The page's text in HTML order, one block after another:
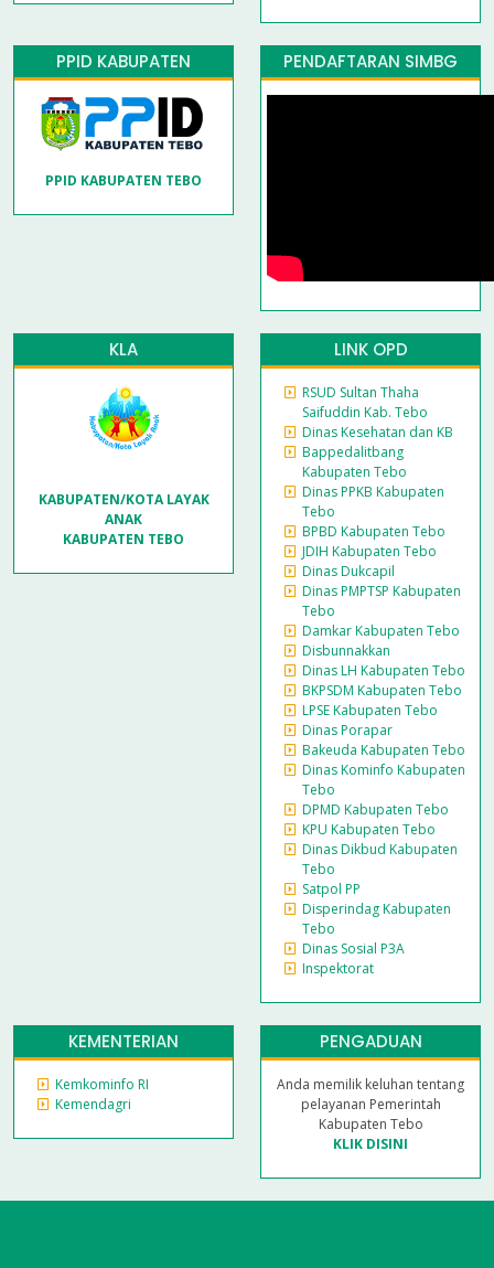
PPID KABUPATEN
PPID KABUPATEN TEBO
PENDAFTARAN SIMBG
KLA
KABUPATEN/KOTA LAYAK
ANAK
KABUPATEN TEBO
LINK OPD
RSUD Sultan Thaha
Saifuddin Kab. Tebo
Dinas Kesehatan dan KB
Bappedalitbang
Kabupaten Tebo
Dinas PPKB Kabupaten
Tebo
BPBD Kabupaten Tebo
JDIH Kabupaten Tebo
Dinas Dukcapil
Dinas PMPTSP Kabupaten
Tebo
Damkar Kabupaten Tebo
Disbunnakkan
Dinas LH Kabupaten Tebo
BKPSDM Kabupaten Tebo
LPSE Kabupaten Tebo
Dinas Porapar
Bakeuda Kabupaten Tebo
Dinas Kominfo Kabupaten
Tebo
DPMD Kabupaten Tebo
KPU Kabupaten Tebo
Dinas Dikbud Kabupaten
Tebo
Satpol PP
Disperindag Kabupaten
Tebo
Dinas Sosial P3A
Inspektorat
KEMENTERIAN
Kemkominfo RI
Kemendagri
PENGADUAN
Anda memilik keluhan tentang
pelayanan Pemerintah
Kabupaten Tebo
KLIK DISINI